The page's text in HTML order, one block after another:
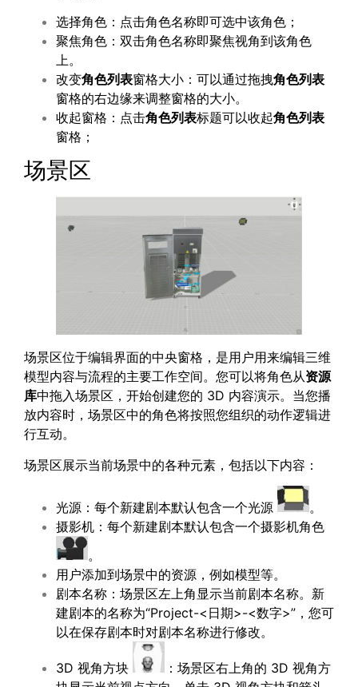
选择角色：点击角色名称即可选中该角色；
聚焦角色：双击角色名称即聚焦视角到该角色
上。
改变角色列表窗格大小：可以通过拖拽角色列表
窗格的右边缘来调整窗格的大小。
收起窗格：点击角色列表标题可以收起角色列表
窗格；
场景区
场景区位于编辑界面的中央窗格，是用户用来编辑三维
模型内容与流程的主要工作空间。您可以将角色从资源
库中拖入场景区，开始创建您的 3D 内容演示。当您播
放内容时，场景区中的角色将按照您组织的动作逻辑进
行互动。
场景区展示当前场景中的各种元素，包括以下内容：
光源：每个新建剧本默认包含一个光源
。
摄影机：每个新建剧本默认包含一个摄影机角色
。
用户添加到场景中的资源，例如模型等。
剧本名称：场景区左上角显示当前剧本名称。新
建剧本的名称为“Project-<日期>-<数字>”，您可
以在保存剧本时对剧本名称进行修改。
3D 视角方块
：场景区右上角的 3D 视角方